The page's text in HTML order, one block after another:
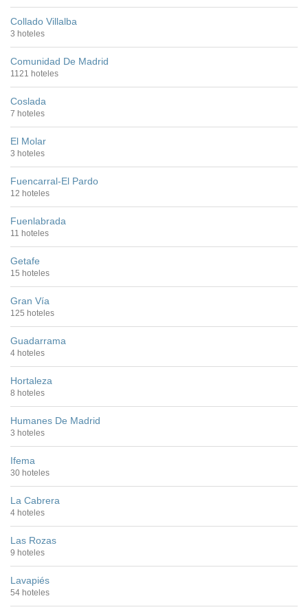
Collado Villalba
3 hoteles
Comunidad De Madrid
1121 hoteles
Coslada
7 hoteles
El Molar
3 hoteles
Fuencarral-El Pardo
12 hoteles
Fuenlabrada
11 hoteles
Getafe
15 hoteles
Gran Vía
125 hoteles
Guadarrama
4 hoteles
Hortaleza
8 hoteles
Humanes De Madrid
3 hoteles
Ifema
30 hoteles
La Cabrera
4 hoteles
Las Rozas
9 hoteles
Lavapiés
54 hoteles